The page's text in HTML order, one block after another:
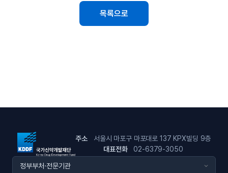
목록으로
주소
서울시 마포구 마포대로 137 KPX빌딩 9층
대표전화
02-6379-3050